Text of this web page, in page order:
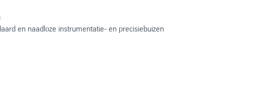
en naadloze instrumentatie- en precisiebuizen